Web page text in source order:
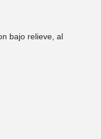
bajo relieve, al